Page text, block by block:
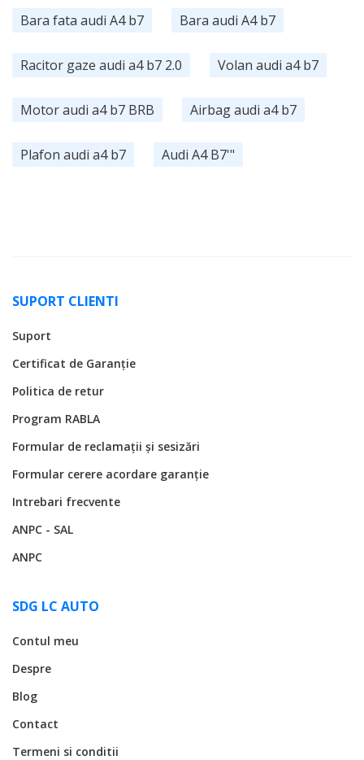
Bara fata audi A4 b7 Bara audi A4 b7
Racitor gaze audi a4 b7 2.0 Volan audi a4 b7
Motor audi a4 b7 BRB Airbag audi a4 b7
Plafon audi a4 b7 Audi A4 B7'"
SUPORT CLIENTI
Suport
Certificat de Garanție
Politica de retur
Program RABLA
Formular de reclamații și sesizări
Formular cerere acordare garanție
Intrebari frecvente
ANPC - SAL
ANPC
SDG LC AUTO
Contul meu
Despre
Blog
Contact
Termeni si conditii